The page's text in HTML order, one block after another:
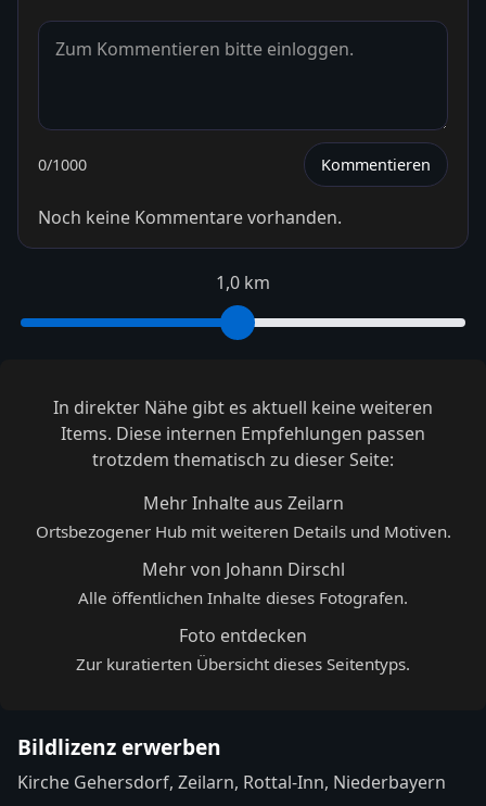
0/1000 Kommentieren
Noch keine Kommentare vorhanden.
1,0 km
In direkter Nähe gibt es aktuell keine weiteren
Items. Diese internen Empfehlungen passen
trotzdem thematisch zu dieser Seite:
Mehr Inhalte aus Zeilarn
Ortsbezogener Hub mit weiteren Details und Motiven.
Mehr von Johann Dirschl
Alle öffentlichen Inhalte dieses Fotografen.
Foto entdecken
Zur kuratierten Übersicht dieses Seitentyps.
Bildlizenz erwerben
Kirche Gehersdorf, Zeilarn, Rottal-Inn, Niederbayern